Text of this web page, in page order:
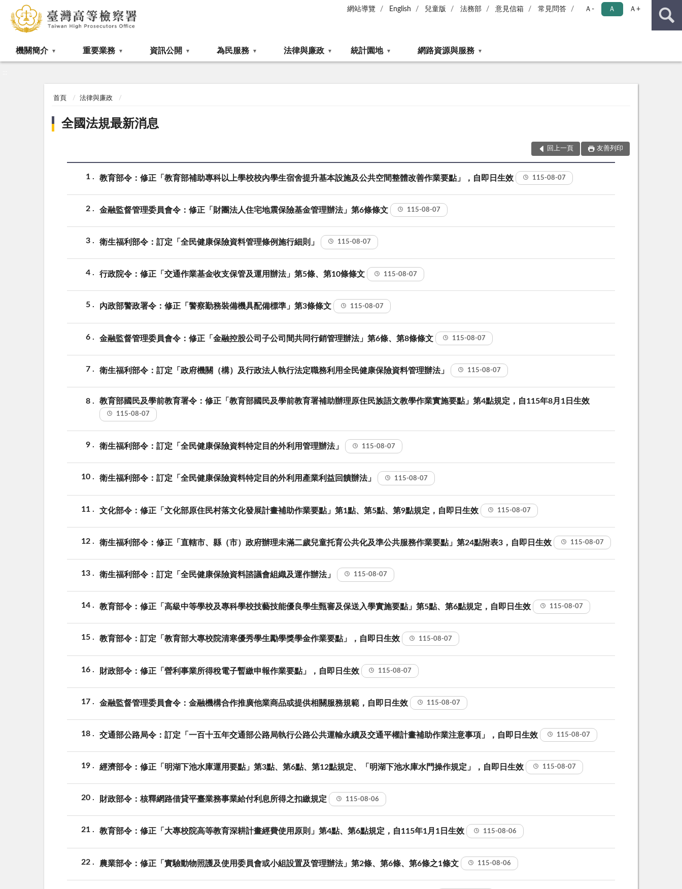
網站導覽 English 兒童版 法務部 意見信箱 常見問答 Ａ- Ａ Ａ+
機關簡介 重要業務 資訊公開 為民服務 法律與廉政 統計園地 網路資源與服務
首頁 法律與廉政
全國法規最新消息
回上一頁 友善列印
1 教育部令：修正「教育部補助專科以上學校校內學生宿舍提升基本設施及公共空間整體改善作業要點」，自即日生效 115-08-07
2 金融監督管理委員會令：修正「財團法人住宅地震保險基金管理辦法」第6條條文 115-08-07
3 衛生福利部令：訂定「全民健康保險資料管理條例施行細則」 115-08-07
4 行政院令：修正「交通作業基金收支保管及運用辦法」第5條、第10條條文 115-08-07
5 內政部警政署令：修正「警察勤務裝備機具配備標準」第3條條文 115-08-07
6 金融監督管理委員會令：修正「金融控股公司子公司間共同行銷管理辦法」第6條、第8條條文 115-08-07
7 衛生福利部令：訂定「政府機關（構）及行政法人執行法定職務利用全民健康保險資料管理辦法」 115-08-07
8 教育部國民及學前教育署令：修正「教育部國民及學前教育署補助辦理原住民族語文教學作業實施要點」第4點規定，自115年8月1日生效
115-08-07
9 衛生福利部令：訂定「全民健康保險資料特定目的外利用管理辦法」 115-08-07
10 衛生福利部令：訂定「全民健康保險資料特定目的外利用產業利益回饋辦法」 115-08-07
11 文化部令：修正「文化部原住民村落文化發展計畫補助作業要點」第1點、第5點、第9點規定，自即日生效 115-08-07
12 衛生福利部令：修正「直轄市、縣（市）政府辦理未滿二歲兒童托育公共化及準公共服務作業要點」第24點附表3，自即日生效 115-08-07
13 衛生福利部令：訂定「全民健康保險資料諮議會組織及運作辦法」 115-08-07
14 教育部令：修正「高級中等學校及專科學校技藝技能優良學生甄審及保送入學實施要點」第5點、第6點規定，自即日生效 115-08-07
15 教育部令：訂定「教育部大專校院清寒優秀學生勵學獎學金作業要點」，自即日生效 115-08-07
16 財政部令：修正「營利事業所得稅電子暫繳申報作業要點」，自即日生效 115-08-07
17 金融監督管理委員會令：金融機構合作推廣他業商品或提供相關服務規範，自即日生效 115-08-07
18 交通部公路局令：訂定「一百十五年交通部公路局執行公路公共運輸永續及交通平權計畫補助作業注意事項」，自即日生效 115-08-07
19 經濟部令：修正「明湖下池水庫運用要點」第3點、第6點、第12點規定、「明湖下池水庫水門操作規定」，自即日生效 115-08-07
20 財政部令：核釋網路借貸平臺業務事業給付利息所得之扣繳規定 115-08-06
21 教育部令：修正「大專校院高等教育深耕計畫經費使用原則」第4點、第6點規定，自115年1月1日生效 115-08-06
22 農業部令：修正「實驗動物照護及使用委員會或小組設置及管理辦法」第2條、第6條、第6條之1條文 115-08-06